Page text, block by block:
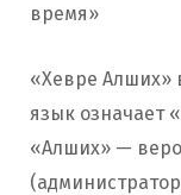
время»
«Хевре Алших»
язык означает
«Алших» —